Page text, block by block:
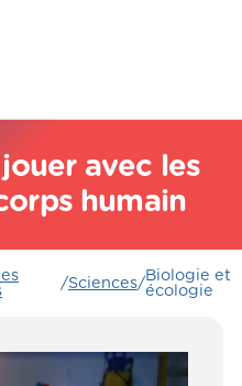
avec les
humain
/Sciences/Biologie et
écologie